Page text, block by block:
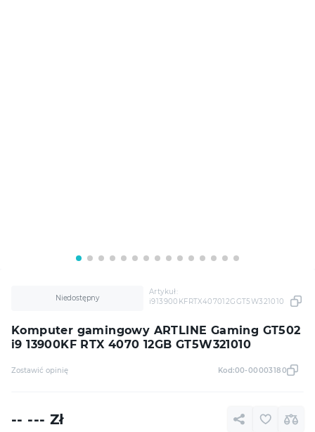
Komputer gamingowy ARTLINE Gaming GT502
i9 13900KF RTX 4070 12GB GT5W321010
Niedostępny
Artykuł:
i913900KFRTX407012GGT5W321010
Zostawić opinię Kod:00-00003180
-- --- Zł